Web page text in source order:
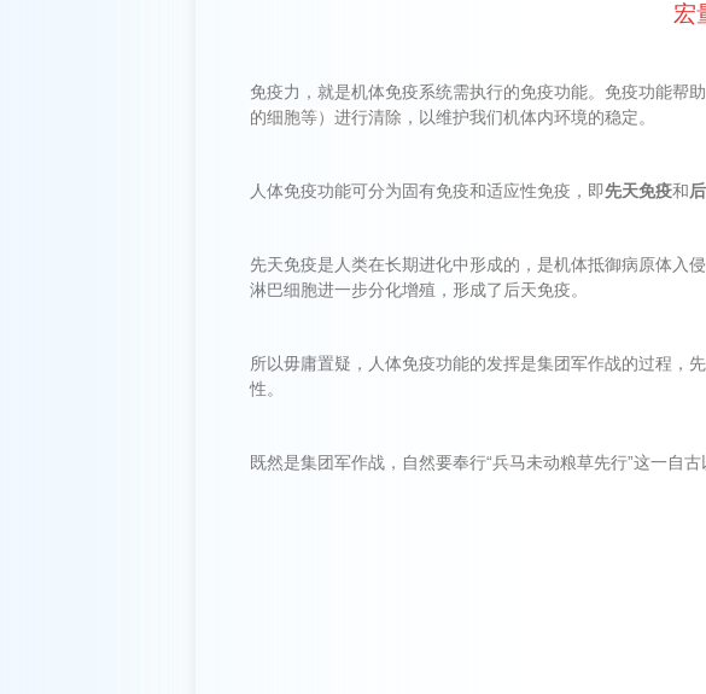
宏
免疫力，就是机体免疫系统需执行的免疫功能。 免疫功能帮
的细胞等）进行清除 ，以维护我们机体内环境的稳定。
人体免疫功能可分为固有免疫和适应性免疫，即先天免疫和
先天免疫是人类在长期进化中形成的，是机体抵御病原体入
淋巴细胞进一步分化增殖，形成了后天免疫。
所以毋庸置疑，人体免疫功能的发挥是集团军作战的过程，
性。
既然是集团军作战，自然要奉行“兵马未动粮草先行”这一自古